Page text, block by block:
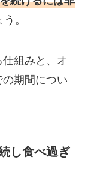
。
組みと、オ
期間につい
し食べ過ぎ